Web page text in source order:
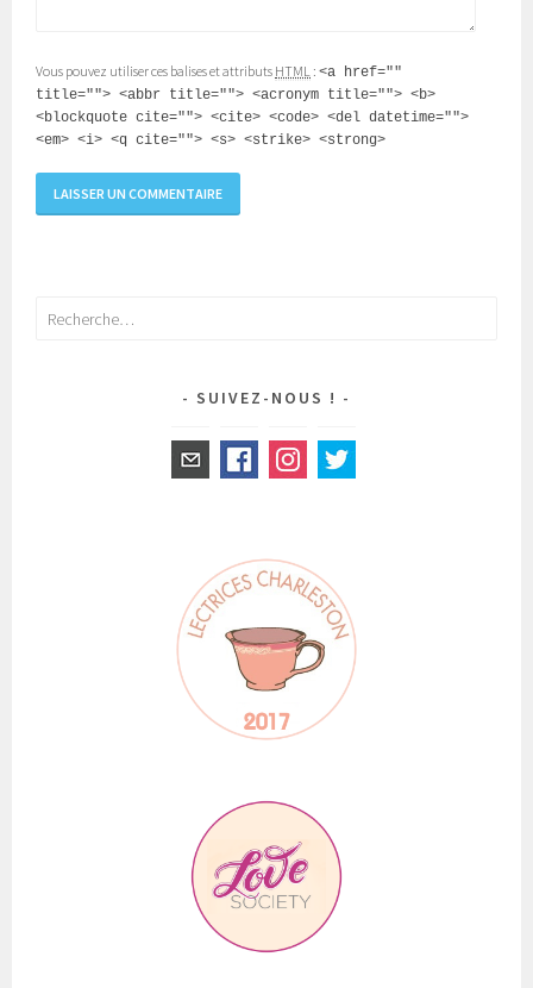
Vous pouvez utiliser ces balises et attributs HTML :<a href=""
title=""> <abbr title=""> <acronym title=""> <b>
<blockquote cite=""> <cite> <code> <del datetime="">
<em> <i> <q cite=""> <s> <strike> <strong>
Rechercher :
SUIVEZ-NOUS !